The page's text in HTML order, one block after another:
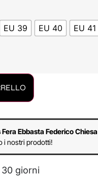
EU 39 EU 40 EU 41
Fera Ebbasta Federico Chiesa
i nostri prodotti!
giorni